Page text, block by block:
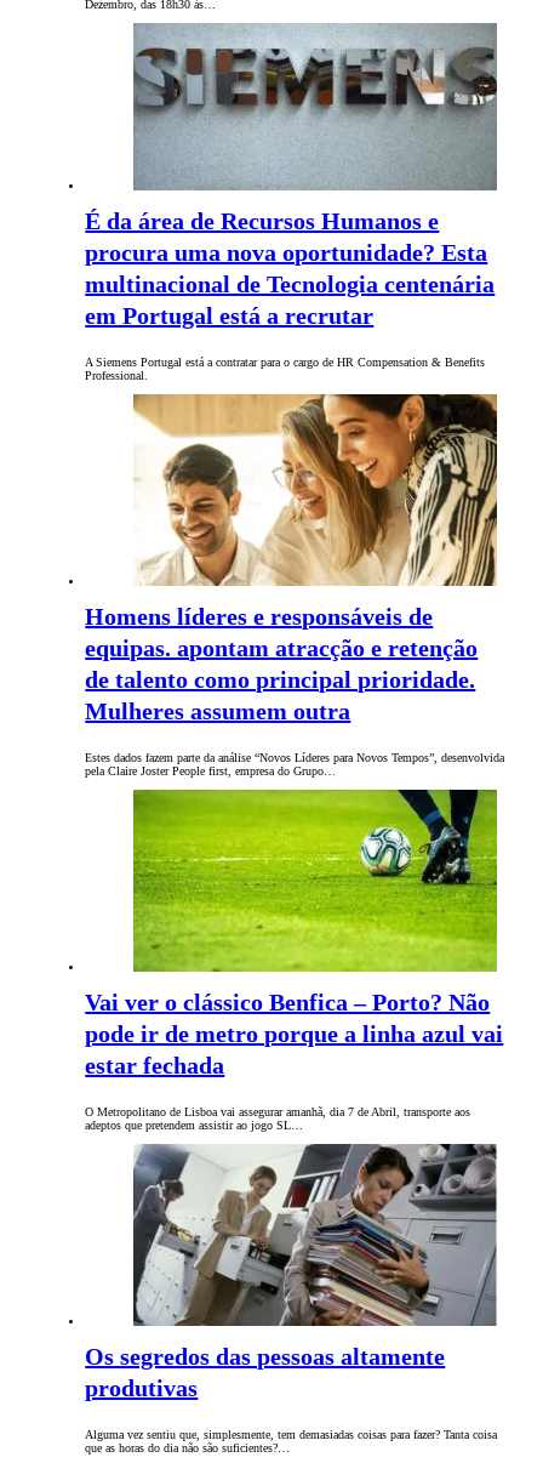
Dezembro, das 18h30 às…
É da área de Recursos Humanos e
procura uma nova oportunidade? Esta
multinacional de Tecnologia centenária
em Portugal está a recrutar
A Siemens Portugal está a contratar para o cargo de HR Compensation & Benefits
Professional.
Homens líderes e responsáveis de
equipas. apontam atracção e retenção
de talento como principal prioridade.
Mulheres assumem outra
Estes dados fazem parte da análise “Novos Líderes para Novos Tempos”, desenvolvida
pela Claire Joster People first, empresa do Grupo…
Vai ver o clássico Benfica – Porto? Não
pode ir de metro porque a linha azul vai
estar fechada
O Metropolitano de Lisboa vai assegurar amanhã, dia 7 de Abril, transporte aos
adeptos que pretendem assistir ao jogo SL…
Os segredos das pessoas altamente
produtivas
Alguma vez sentiu que, simplesmente, tem demasiadas coisas para fazer? Tanta coisa
que as horas do dia não são suficientes?…